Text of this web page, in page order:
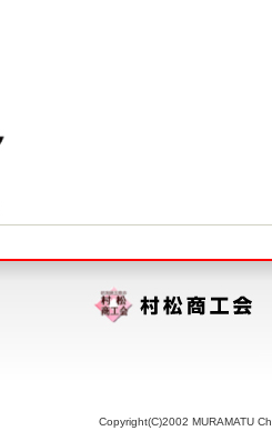
Copyright(C)2002 MURAMATU